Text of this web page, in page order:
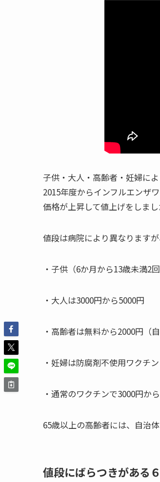
子供・大人・高齢者・妊婦によ
2015年度からインフルエンザ
価格が上昇して値上げをしまし
値段は病院により異なりますが
・子供（6か月から13歳未満2
・大人は3000円から5000円
・高齢者は無料から2000円（
・妊婦は防腐剤不使用ワクチ
・通常のワクチンで3000円か
65歳以上の高齢者には、自治
値段にばらつきがある